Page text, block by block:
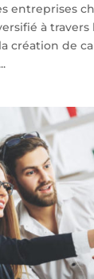
entreprises
à travers
création de